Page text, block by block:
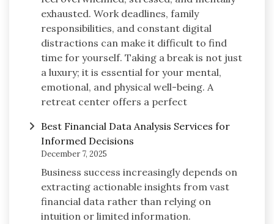
exhausted. Work deadlines, family
responsibilities, and constant digital
distractions can make it difficult to find
time for yourself. Taking a break is not just
a luxury; it is essential for your mental,
emotional, and physical well-being. A
retreat center offers a perfect
Best Financial Data Analysis Services for
Informed Decisions
December 7, 2025
Business success increasingly depends on
extracting actionable insights from vast
financial data rather than relying on
intuition or limited information.